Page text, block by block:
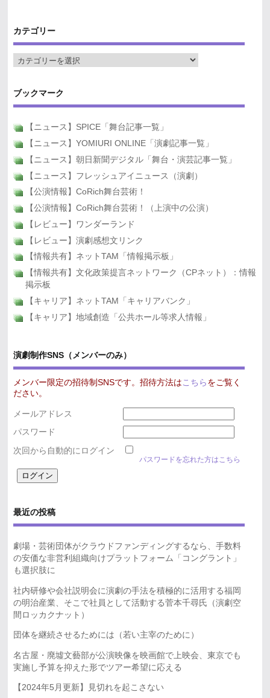
カテゴリー
ブックマーク
【ニュース】SPICE「舞台記事一覧」
【ニュース】YOMIURI ONLINE「演劇記事一覧」
【ニュース】朝日新聞デジタル「舞台・演芸記事一覧」
【ニュース】フレッシュアイニュース（演劇）
【公演情報】CoRich舞台芸術！
【公演情報】CoRich舞台芸術！（上演中の公演）
【レビュー】ワンダーランド
【レビュー】演劇感想文リンク
【情報共有】ネットTAM「情報掲示板」
【情報共有】文化政策提言ネットワーク（CPネット）：情報
掲示板
【キャリア】ネットTAM「キャリアバンク」
【キャリア】地域創造「公共ホール等求人情報」
演劇制作SNS（メンバーのみ）
メンバー限定の招待制SNSです。招待方法は こちら をご覧く
ださい。
メールアドレス
パスワード
次回から自動的にログイン
パスワードを忘れた方はこちら
最近の投稿
劇場・芸術団体がクラウドファンディングするなら、手数料
の安価な非営利組織向けプラットフォーム「コングラント」
も選択肢に
社内研修や会社説明会に演劇の手法を積極的に活用する福岡
の明治産業、そこで社員として活動する菅本千尋氏（演劇空
間ロッカクナット）
団体を継続させるためには（若い主宰のために）
名古屋・廃墟文藝部が公演映像を映画館で上映会、東京でも
実施し予算を抑えた形でツアー希望に応える
【2024年5月更新】見切れを起こさない